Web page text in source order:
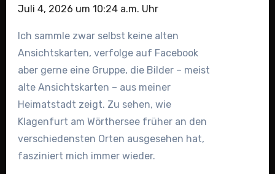
Juli 4, 2026 um 10:24 a.m. Uhr
Ich sammle zwar selbst keine alten
Ansichtskarten, verfolge auf Facebook
aber gerne eine Gruppe, die Bilder – meist
alte Ansichtskarten – aus meiner
Heimatstadt zeigt. Zu sehen, wie
Klagenfurt am Wörthersee früher an den
verschiedensten Orten ausgesehen hat,
fasziniert mich immer wieder.